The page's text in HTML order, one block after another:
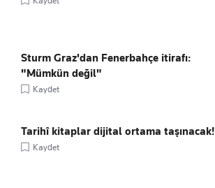
Sturm Graz'dan Fenerbahçe itirafı:
"Mümkün değil"
Kaydet
Tarihî kitaplar dijital ortama taşınacak!
Kaydet